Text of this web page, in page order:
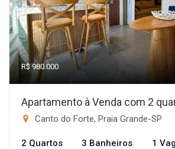
R$ 980.000
Apartamento à Venda com 2
Canto do Forte, Praia Grande-SP
2 Quartos 3 Banheiros 1